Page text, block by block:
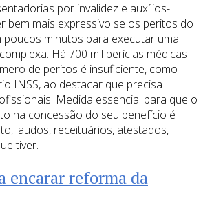
por invalidez e auxílios-
bem mais expressivo se os peritos do
poucos minutos para executar uma
Há 700 mil perícias médicas
de peritos é insuficiente, como
INSS, ao destacar que precisa
Medida essencial para que o
na concessão do seu benefício é
laudos, receituários, atestados,
que tiver.
encarar reforma da